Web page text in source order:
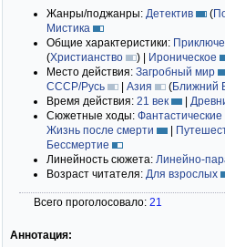
Жанры/поджанры: Детектив (
Мистика
Общие характеристики:
(Христианство ) | Ироническое
Место действия: Загробный мир
СССР/Русь
| Азия (Ближний
Время действия: 21 век |
Сюжетные ходы: Фантастические
Жизнь после смерти
|
Бессмертие
Линейность сюжета: Линейно-
Возраст читателя: Для взрослых
Всего проголосовало: 21
Аннотация: